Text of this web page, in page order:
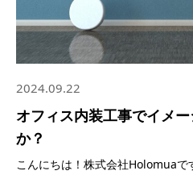
2024.09.22
オフィス内装工事でイメ
か？
こんにちは！株式会社Holomua